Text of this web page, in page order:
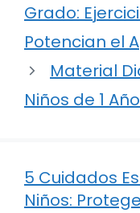
Grado:
Potencian el
Material
Niños de 1
5 Cuidados
Niños: